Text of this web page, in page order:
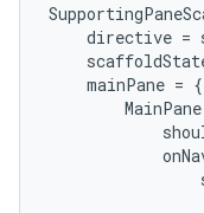
directive =
mainPane = {
MainPane